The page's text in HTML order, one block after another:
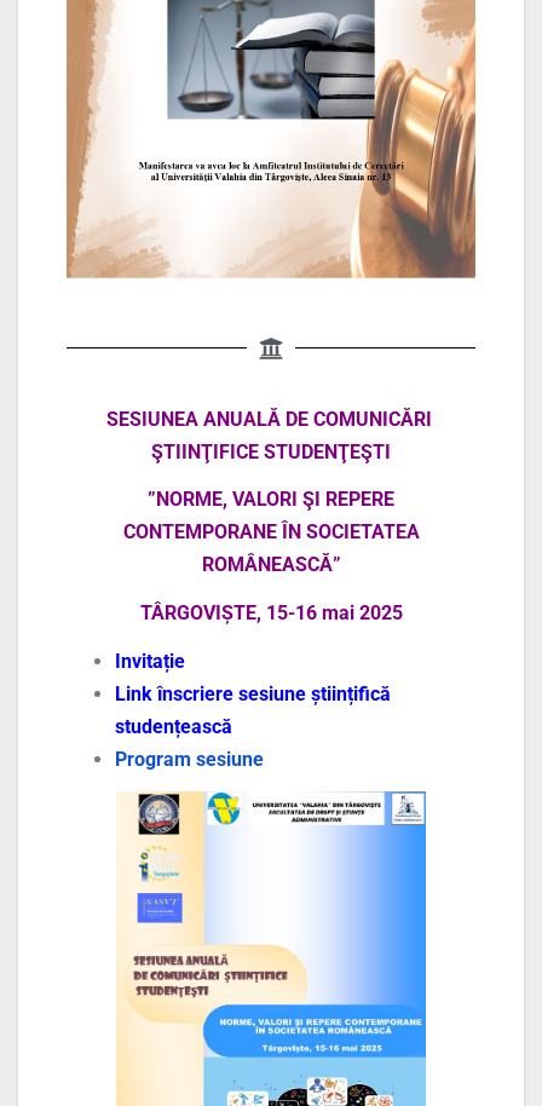
SESIUNEA ANUALĂ DE COMUNICĂRI
ŞTIINŢIFICE STUDENŢEŞTI
” NORME, VALORI ŞI REPERE
CONTEMPORANEÎN SOCIETATEA
ROMÂNEASCĂ”
TÂRGOVIȘTE, 15-16 mai 2025
Invitație
Link înscriere sesiune științifică
studențească
Program sesiune